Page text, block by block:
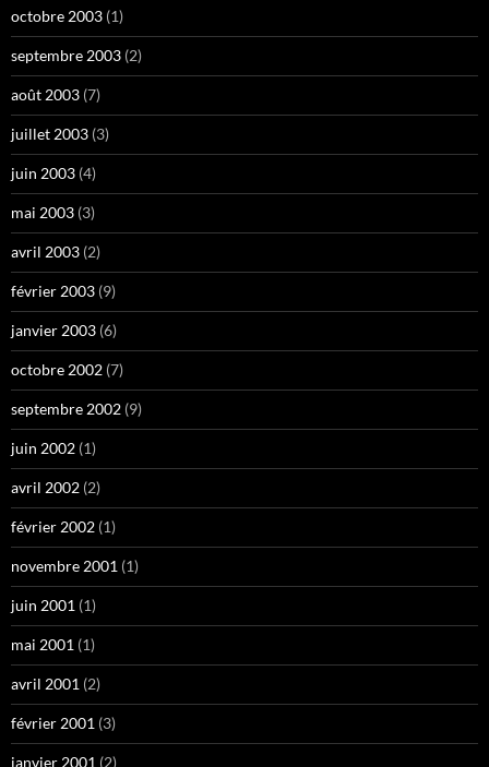
octobre 2003 (1)
septembre 2003 (2)
août 2003 (7)
juillet 2003 (3)
juin 2003 (4)
mai 2003 (3)
avril 2003 (2)
février 2003 (9)
janvier 2003 (6)
octobre 2002 (7)
septembre 2002 (9)
juin 2002 (1)
avril 2002 (2)
février 2002 (1)
novembre 2001 (1)
juin 2001 (1)
mai 2001 (1)
avril 2001 (2)
février 2001 (3)
janvier 2001 (2)